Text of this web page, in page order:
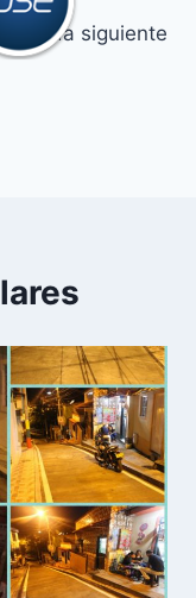
Entrada siguiente